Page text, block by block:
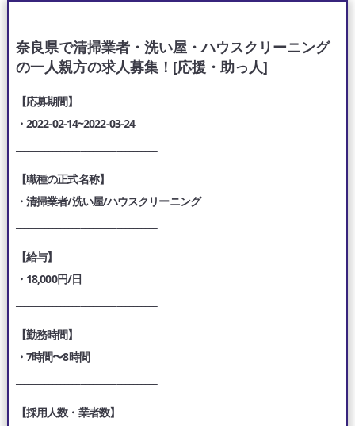
奈良県で清掃業者・洗い屋・ハウスクリーニング
の一人親方の求人募集！[応援・助っ人]
【応募期間】
・2022-02-14~2022-03-24
【職種の正式名称】
・清掃業者/洗い屋/ハウスクリーニング
【給与】
・18,000円/日
【勤務時間】
・7時間〜8時間
【採用人数・業者数】